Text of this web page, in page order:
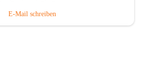
E-Mail schreiben